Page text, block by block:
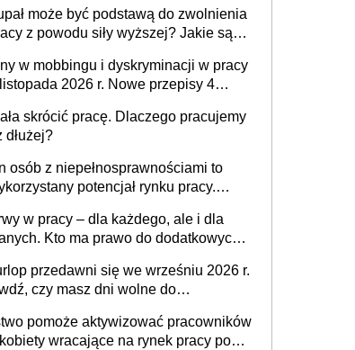
może być podstawą do zwolnienia
z powodu siły wyższej? Jakie są
w mobbingu i dyskryminacji w pracy
2026 r. Nowe przepisy 4
skrócić pracę. Dlaczego pracujemy
dłużej?
osób z niepełnosprawnościami to
potencjał rynku pracy.
czy refundacji, ale bariery po
systemu i świadomości
[WYWIAD]
w pracy – dla każdego, ale i dla
Kto ma prawo do dodatkowych
przedawni się we wrześniu 2026 r.
czy masz dni wolne do
pomoże aktywizować pracowników
wracające na rynek pracy po